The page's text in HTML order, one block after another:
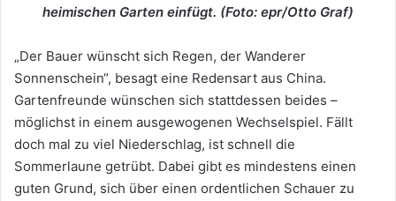
heimischen Garten einfügt. (Foto: epr/Otto Graf)
„Der Bauer wünscht sich Regen, der Wanderer
Sonnenschein“, besagt eine Redensart aus China.
Gartenfreunde wünschen sich stattdessen beides –
möglichst in einem ausgewogenen Wechselspiel. Fällt
doch mal zu viel Niederschlag, ist schnell die
Sommerlaune getrübt. Dabei gibt es mindestens einen
guten Grund, sich über einen ordentlichen Schauer zu